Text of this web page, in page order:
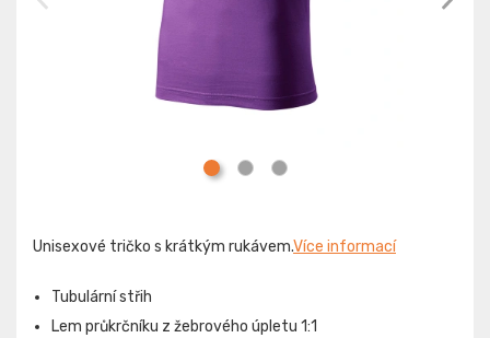
Unisexové tričko s krátkým rukávem.Více informací
Tubulární střih
Lem průkrčníku z žebrového úpletu 1:1